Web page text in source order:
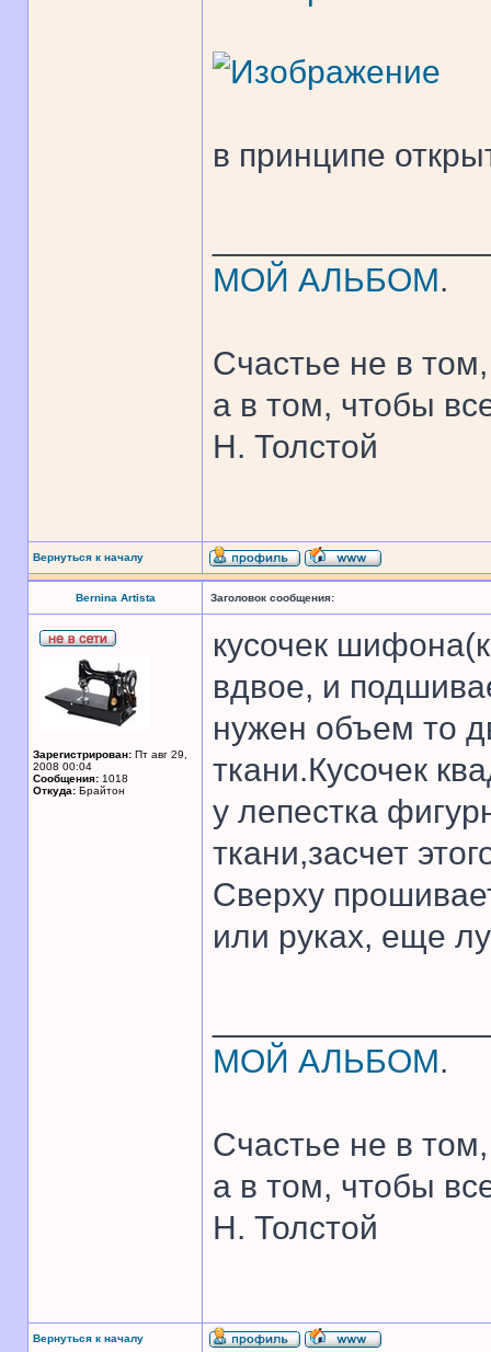
в принципе
МОЙ АЛЬБОМ.
Счастье не в
а в том, чтобы
Н. Толстой
Вернуться к началу
Bernina Artista Заголовок сообщения:
Зарегистрирован: Пт авг 29,
2008 00:04
Сообщения: 1018
Откуда: Брайтон
кусочек
вдвое, и
нужен объем то
ткани.Кусочек
у лепестка
ткани,засчет
Сверху
или руках, еще
МОЙ АЛЬБОМ.
Счастье не в
а в том, чтобы
Н. Толстой
Вернуться к началу